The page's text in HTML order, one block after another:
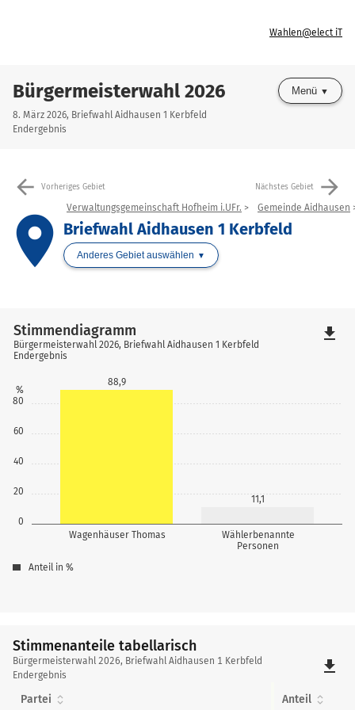
Wahlen@elect iT
Bürgermeisterwahl 2026
8. März 2026, Briefwahl Aidhausen 1 Kerbfeld
Endergebnis
Menü
arrow_back Vorheriges Gebiet Nächstes Gebiet arrow_forward
place
Verwaltungsgemeinschaft Hofheim i.UFr. Gemeinde Aidhausen
Briefwahl Aidhausen 1 Kerbfeld
Anderes Gebiet auswählen
0
20
40
60
80
%
Wagenhäuser Thomas
Wählerbenannte
Personen
88,9
11,1
Stimmendiagramm
Bürgermeisterwahl 2026, Briefwahl Aidhausen 1 Kerbfeld
Endergebnis
Anteil in %
file_download
Stimmenanteile tabellarisch
Stimmenanteile
tabellarisch
Bürgermeisterwahl 2026, Briefwahl Aidhausen 1 Kerbfeld
Endergebnis
file_download
Partei Anteil